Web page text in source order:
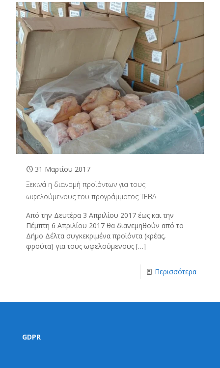
31 Μαρτίου 2017
Ξεκινά η διανομή προϊόντων για τους
ωφελούμενους του προγράμματος ΤΕΒΑ
Από την Δευτέρα 3 Απριλίου 2017 έως και την
Πέμπτη 6 Απριλίου 2017 θα διανεμηθούν από το
Δήμο Δέλτα συγκεκριμένα προϊόντα (κρέας,
φρούτα) για τους ωφελούμενους […]
Περισσότερα
GDPR